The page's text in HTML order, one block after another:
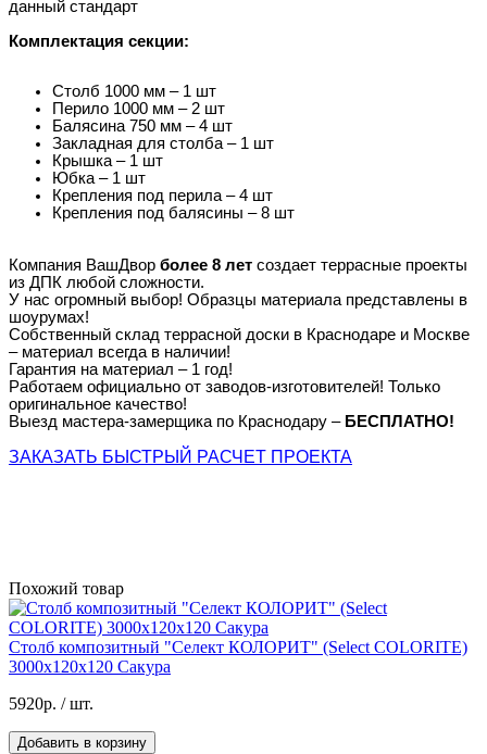
данный стандарт
Комплектация секции:
Столб 1000 мм – 1 шт
Перило 1000 мм – 2 шт
Балясина 750 мм – 4 шт
Закладная для столба – 1 шт
Крышка – 1 шт
Юбка – 1 шт
Крепления под перила – 4 шт
Крепления под балясины – 8 шт
Компания ВашДвор более 8 лет создает террасные проекты
из ДПК любой сложности.
У нас огромный выбор! Образцы материала представлены в
шоурумах!
Собственный склад террасной доски в Краснодаре и Москве
– материал всегда в наличии!
Гарантия на материал – 1 год!
Работаем официально от заводов-изготовителей! Только
оригинальное качество!
Выезд мастера-замерщика по Краснодару – БЕСПЛАТНО!
ЗАКАЗАТЬ БЫСТРЫЙ РАСЧЕТ ПРОЕКТА
Похожий товар
Столб композитный "Селект КОЛОРИТ" (Select COLORITE)
3000х120х120 Сакура
5920р. / шт.
Добавить в корзину